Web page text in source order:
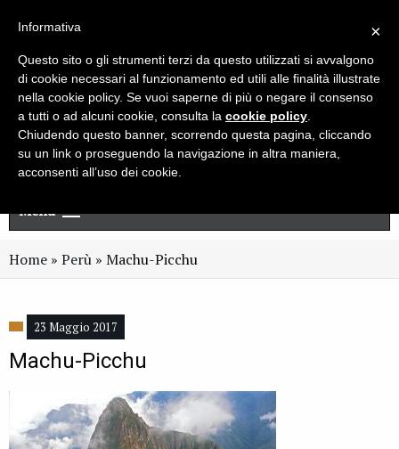
Newsletter
Menu
Home » Perù » Machu-Picchu
23 Maggio 2017
Machu-Picchu
×
Informativa
Questo sito o gli strumenti terzi da questo utilizzati si avvalgono
di cookie necessari al funzionamento ed utili alle finalità illustrate
nella cookie policy. Se vuoi saperne di più o negare il consenso
a tutti o ad alcuni cookie, consulta la cookie policy
Chiudendo questo banner, scorrendo questa pagina, cliccando
su un link o proseguendo la navigazione in altra maniera,
acconsenti all’uso dei cookie.